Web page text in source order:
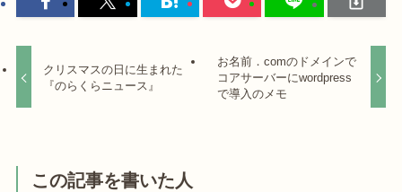
クリスマスの日に生まれた
『のらくらニュース』
お名前．comのドメインで
コアサーバーにwordpress
で導入のメモ
この記事を書いた人